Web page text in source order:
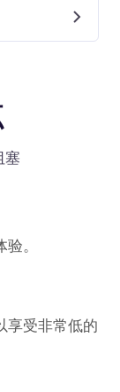
塞
。
享受非常低的